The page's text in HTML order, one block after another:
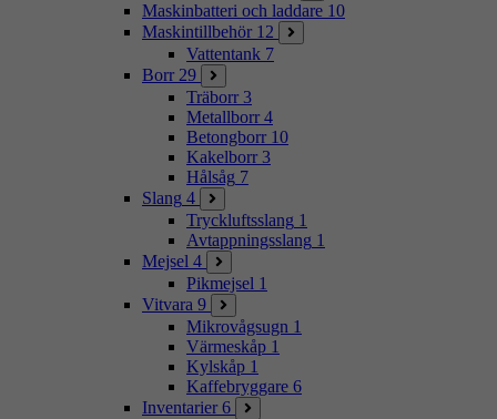
Maskinbatteri och laddare 10
Maskintillbehör 12
Vattentank 7
Borr 29
Träborr 3
Metallborr 4
Betongborr 10
Kakelborr 3
Hålsåg 7
Slang 4
Tryckluftsslang 1
Avtappningsslang 1
Mejsel 4
Pikmejsel 1
Vitvara 9
Mikrovågsugn 1
Värmeskåp 1
Kylskåp 1
Kaffebryggare 6
Inventarier 6